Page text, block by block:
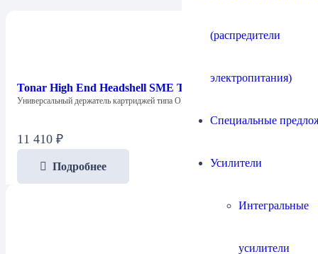
(распредители
электропитания)
Специальные
Усилители
Интегральные
усилители
Tonar High End Headshell SME Type (4420)
Универсальный держатель картриджей типа OM в…
11 410 ₽
Подробнее